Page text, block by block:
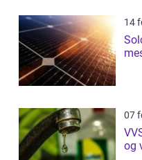
14
07
og